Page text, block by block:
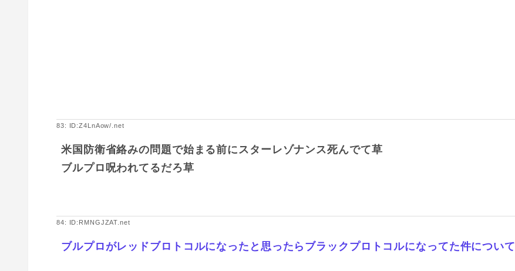
83: ID:Z4LnAow/.net
米国防衛省絡みの問題で始まる前にスターレゾナンス死んでて草
ブルプロ呪われてるだろ草
84: ID:RMNGJZAT.net
ブルプロがレッドブロトコルになったと思ったらブラックプロトコルになってた件について